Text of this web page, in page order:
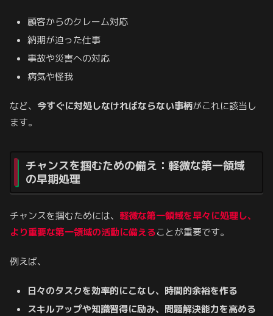
顧客からのクレーム対応
納期が迫った仕事
事故や災害への対応
病気や怪我
など、 今すぐに対処しなければならない事柄がこれに該当し
ます。
チャンスを掴むための備え：軽微な第一領域
の早期処理
チャンスを掴むためには、 軽微な第一領域を早々に処理し、
より重要な第一領域の活動に備えることが重要です。
例えば、
日々のタスクを効率的にこなし、時間的余裕を作る
スキルアップや知識習得に励み、問題解決能力を高める